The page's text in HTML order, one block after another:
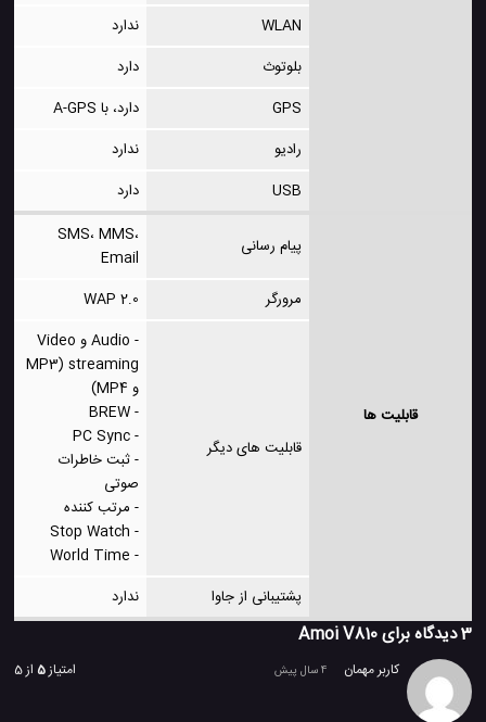
WLAN
ندارد
بلوتوث
دارد
GPS
دارد، با A-GPS
رادیو
ندارد
USB
دارد
قابلیت ها
پیام رسانی
SMS، MMS،
Email
مرورگر
WAP 2.0
قابلیت های دیگر
- Audio و Video
streaming (MP3
و MP4)
- BREW
- PC Sync
- ثبت خاطرات
صوتی
- مرتب کننده
- Stop Watch
- World Time
پشتیبانی از جاوا
ندارد
3 دیدگاه برای Amoi V810
امتیاز5 از 5 کاربر مهمان 4 سال پیش